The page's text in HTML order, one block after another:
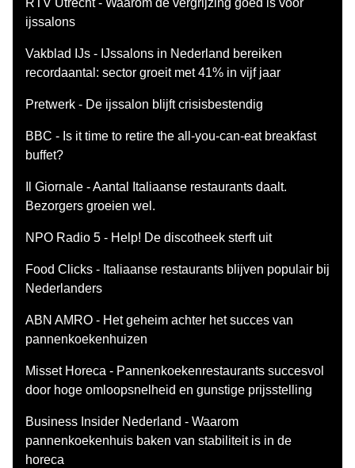
RTV Utrecht - Waarom de vergrijzing goed is voor
ijssalons
Vakblad IJs - IJssalons in Nederland bereiken
recordaantal: sector groeit met 41% in vijf jaar
Pretwerk - De ijssalon blijft crisisbestendig
BBC - Is it time to retire the all-you-can-eat breakfast
buffet?
Il Giornale - Aantal Italiaanse restaurants daalt.
Bezorgers groeien wel.
NPO Radio 5 - Help! De discotheek sterft uit
Food Clicks - Italiaanse restaurants blijven populair bij
Nederlanders
ABN AMRO - Het geheim achter het succes van
pannenkoekenhuizen
Misset Horeca - Pannenkoekenrestaurants succesvol
door hoge omloopsnelheid en gunstige prijsstelling
Business Insider Nederland - Waarom
pannenkoekenhuis baken van stabiliteit is in de
horeca